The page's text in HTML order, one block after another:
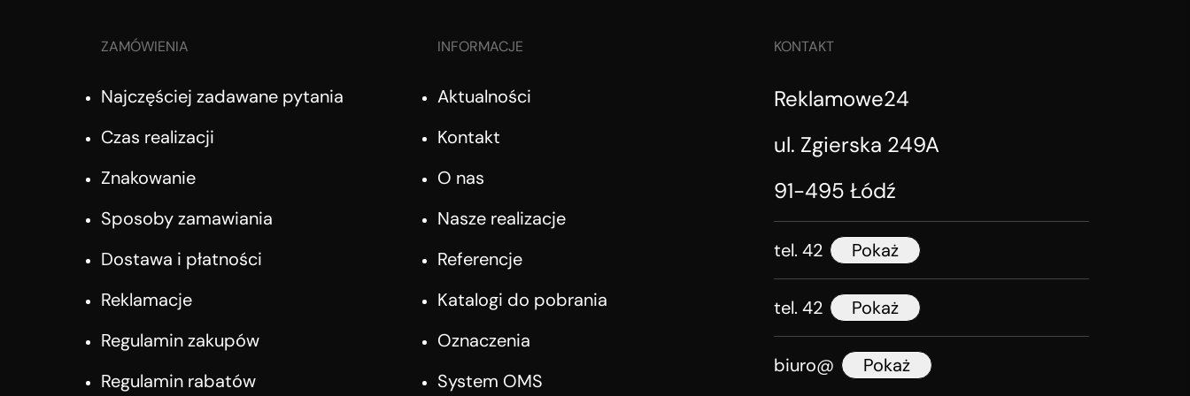
ZAMÓWIENIA
Najczęściej zadawane pytania
Czas realizacji
Znakowanie
Sposoby zamawiania
Dostawa i płatności
Reklamacje
Regulamin zakupów
Regulamin rabatów
INFORMACJE
Aktualności
Kontakt
O nas
Nasze realizacje
Referencje
Katalogi do pobrania
Oznaczenia
System OMS
KONTAKT
Reklamowe24
ul. Zgierska 249A
91-495 Łódź
tel. 42 Pokaż
tel. 42 Pokaż
biuro@ Pokaż